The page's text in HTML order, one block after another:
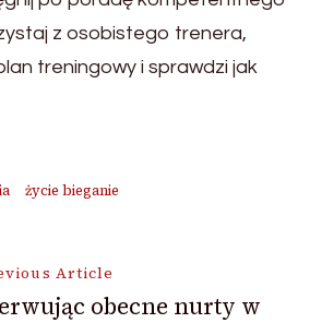
z osobistego trenera,
treningowy i sprawdzi jak
życie bieganie
Article
obecne nurty w